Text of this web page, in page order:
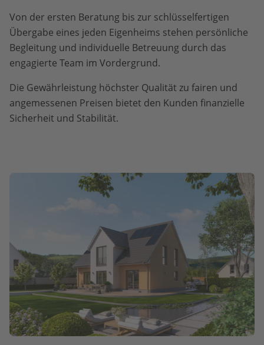
Von der ersten Beratung bis zur schlüsselfertigen
Übergabe eines jeden Eigenheims stehen persönliche
Begleitung und individuelle Betreuung durch das
engagierte Team im Vordergrund.
Die Gewährleistung höchster Qualität zu fairen und
angemessenen Preisen bietet den Kunden finanzielle
Sicherheit und Stabilität.